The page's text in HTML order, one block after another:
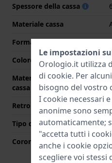
Spessore della cassa
Materiale cassa
Forma della cassa
Colore della cassa
Materiale del retro della
cassa
Retro cassa
Tipo di vetro
Corona
Le impostazioni
Orologio.it utilizza
di cookie. Per
bisogno del vostro
I cookie necessari
anonime sono
automaticamente;
"accetta tutti i
anche i cookie
scegliere voi stessi